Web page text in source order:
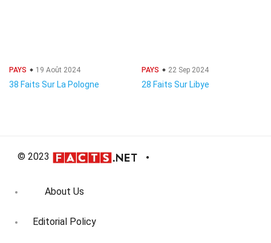
PAYS 19 Août 2024
38 Faits Sur La Pologne
PAYS 22 Sep 2024
28 Faits Sur Libye
© 2023
About Us
Editorial Policy